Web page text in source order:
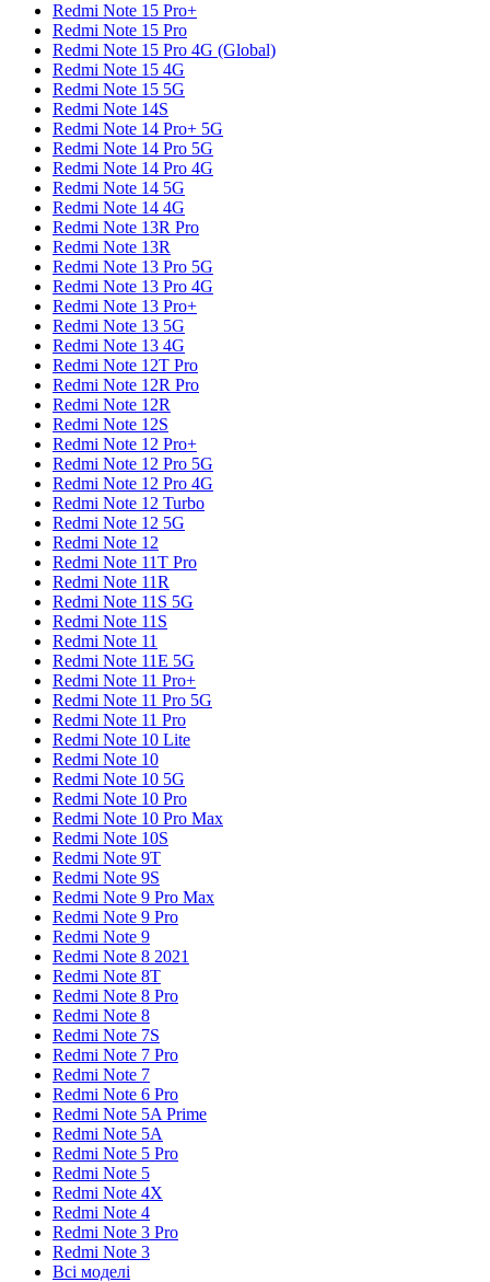
Redmi Note 15 Pro+
Redmi Note 15 Pro
Redmi Note 15 Pro 4G (Global)
Redmi Note 15 4G
Redmi Note 15 5G
Redmi Note 14S
Redmi Note 14 Pro+ 5G
Redmi Note 14 Pro 5G
Redmi Note 14 Pro 4G
Redmi Note 14 5G
Redmi Note 14 4G
Redmi Note 13R Pro
Redmi Note 13R
Redmi Note 13 Pro 5G
Redmi Note 13 Pro 4G
Redmi Note 13 Pro+
Redmi Note 13 5G
Redmi Note 13 4G
Redmi Note 12T Pro
Redmi Note 12R Pro
Redmi Note 12R
Redmi Note 12S
Redmi Note 12 Pro+
Redmi Note 12 Pro 5G
Redmi Note 12 Pro 4G
Redmi Note 12 Turbo
Redmi Note 12 5G
Redmi Note 12
Redmi Note 11T Pro
Redmi Note 11R
Redmi Note 11S 5G
Redmi Note 11S
Redmi Note 11
Redmi Note 11E 5G
Redmi Note 11 Pro+
Redmi Note 11 Pro 5G
Redmi Note 11 Pro
Redmi Note 10 Lite
Redmi Note 10
Redmi Note 10 5G
Redmi Note 10 Pro
Redmi Note 10 Pro Max
Redmi Note 10S
Redmi Note 9T
Redmi Note 9S
Redmi Note 9 Pro Max
Redmi Note 9 Pro
Redmi Note 9
Redmi Note 8 2021
Redmi Note 8T
Redmi Note 8 Pro
Redmi Note 8
Redmi Note 7S
Redmi Note 7 Pro
Redmi Note 7
Redmi Note 6 Pro
Redmi Note 5A Prime
Redmi Note 5A
Redmi Note 5 Pro
Redmi Note 5
Redmi Note 4X
Redmi Note 4
Redmi Note 3 Pro
Redmi Note 3
Всі моделі